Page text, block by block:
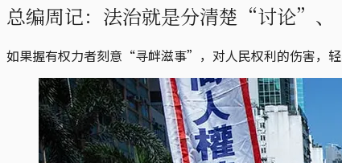
总编周记：法治就是分清楚“讨论”
如果握有权力者刻意“寻衅滋事”，对人民权利的伤害，轻